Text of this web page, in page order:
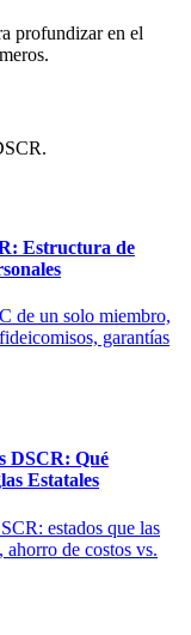
profundizar en el
Estructura de
de un solo miembro,
garantías
DSCR: Qué
Estatales
estados que las
ahorro de costos vs.